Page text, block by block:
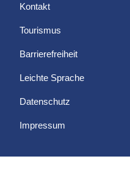
Kontakt
Tourismus
Barrierefreiheit
Leichte Sprache
Datenschutz
Impressum